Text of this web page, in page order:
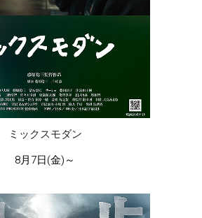
ミックスモダン
8月7日(金)～